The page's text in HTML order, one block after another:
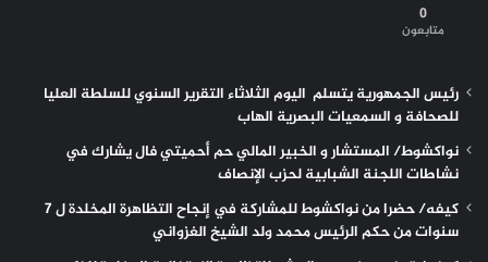
0
متابعون
رئيس الجمهورية يتسلم اليوم الثلاثاء التقرير السنوي للسلطة العليا
للصحافة و السمعيات البصرية الهاب
نواكشوط/ المستشار و الخبير المالي حم أحميتي فال يشارك في
نشاطات اللجنة الشبابية لحزب الإنصاف
كيفه/ حضرا من نواكشوط للمشاركة في إنجاح التظاهرة المخلدة ل 7
سنوات من حكم الرئيس محمد ولد الشيخ الغزواني